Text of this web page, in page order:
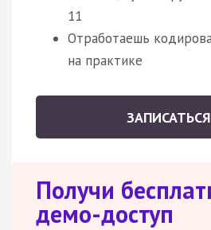
11
Отработаешь
на практике
ЗАПИСАТЬСЯ
Получи
демо-доступ